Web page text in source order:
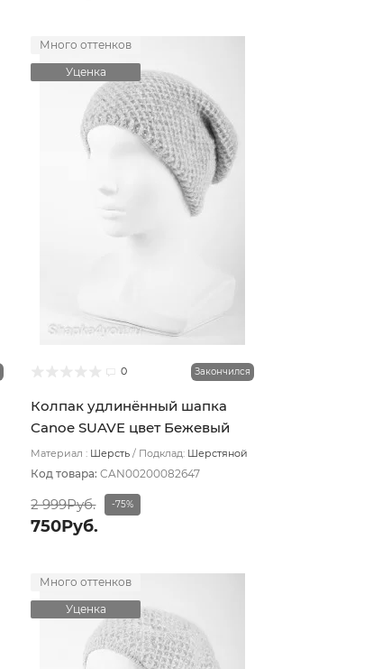
Много оттенков
Уценка
0 Закончился
Колпак удлинённый шапка
Canoe SUAVE цвет Бежевый
светлый
Материал : Шерсть Подклад: Шерстяной
Код товара:CAN00200082647
2 999Руб. -75%
750Руб.
Много оттенков
Уценка